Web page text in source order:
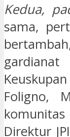
Kedua,
sama,
Foligno,
komunitas
Direktur